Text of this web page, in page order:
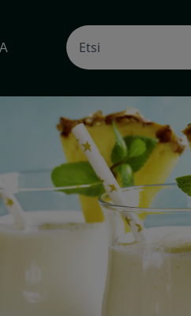
Search
for: